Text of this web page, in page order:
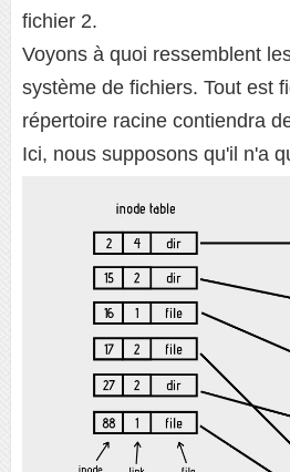
fichier 2.
Voyons à quoi ressemblent
système de fichiers. Tout est
répertoire racine contiendra
Ici, nous supposons qu'il n'a